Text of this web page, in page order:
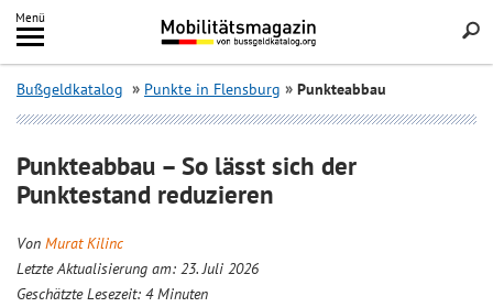
Inhalt
springen
Menü
Search
Bußgeldkatalog Punkte in Flensburg Punkteabbau
Punkteabbau – So lässt sich der
Punktestand reduzieren
Von Murat Kilinc
Letzte Aktualisierung am: 23. Juli 2026
Geschätzte Lesezeit: 4 Minuten